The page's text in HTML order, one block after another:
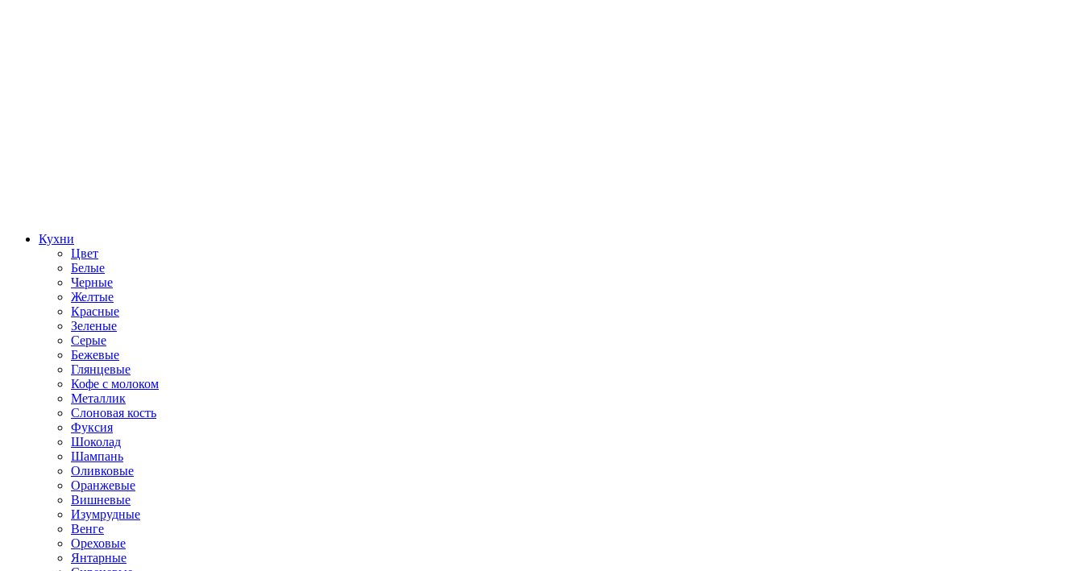
Кухни
Цвет
Белые
Черные
Желтые
Красные
Зеленые
Серые
Бежевые
Глянцевые
Кофе с молоком
Металлик
Слоновая кость
Фуксия
Шоколад
Шампань
Оливковые
Оранжевые
Вишневые
Изумрудные
Венге
Ореховые
Янтарные